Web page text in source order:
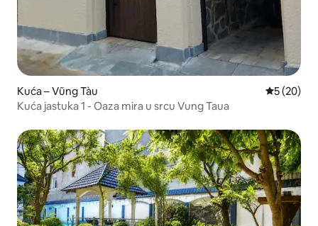
Kuća – Vũng Tàu Prosječna
5 (20)
Kuća jastuka 1 - Oaza mira u srcu Vung Taua